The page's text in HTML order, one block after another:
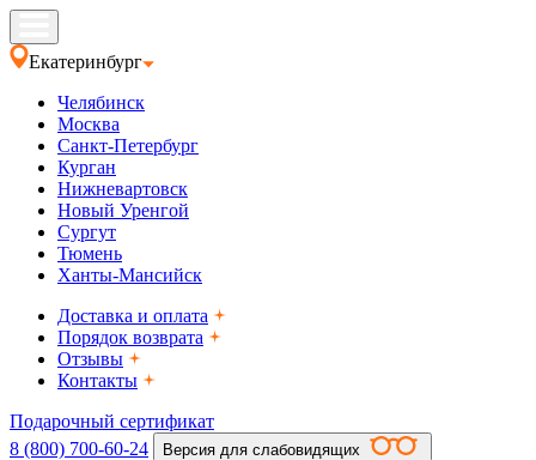
Екатеринбург
Челябинск
Москва
Санкт-Петербург
Курган
Нижневартовск
Новый Уренгой
Сургут
Тюмень
Ханты-Мансийск
Доставка и оплата
Порядок возврата
Отзывы
Контакты
Подарочный сертификат
8 (800) 700-60-24
Версия для слабовидящих